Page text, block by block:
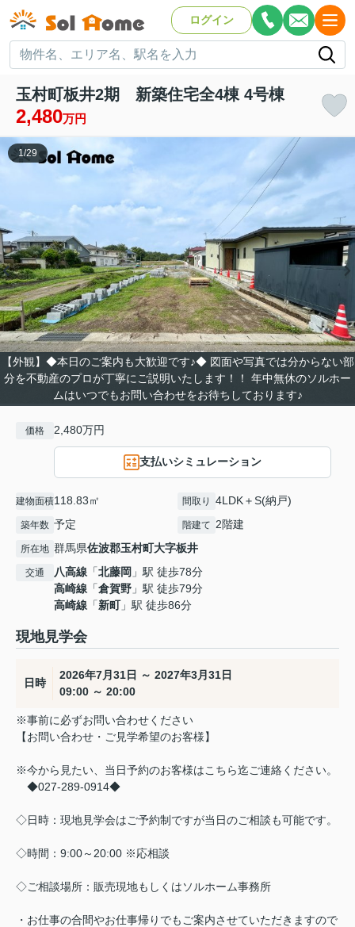
ログイン
玉村町板井2期 新築住宅全4棟 4号棟
2,480万円
【外観】◆本日のご案内も大歓迎です♪◆ 図面や写真では分からない部
分を不動産のプロが丁寧にご説明いたします！！ 年中無休のソルホー
ムはいつでもお問い合わせをお待ちしております♪
1/29
価格 2,480万円
支払いシミュレーション
建物面積118.83㎡ 間取り 4LDK＋S(納戸)
築年数 予定 階建て 2階建
所在地 群馬県佐波郡玉村町大字板井
交通 八高線 「北藤岡 」駅 徒歩78分
高崎線 「倉賀野 」駅 徒歩79分
高崎線 「新町」駅 徒歩86分
現地見学会
日時
2026年7月31日 ～ 2027年3月31日
09:00 ～ 20:00
※事前に必ずお問い合わせください
【お問い合わせ・ご見学希望のお客様】
※今から見たい、当日予約のお客様はこちら迄ご連絡ください。
◆027-289-0914◆
◇日時：現地見学会はご予約制ですが当日のご相談も可能です。
◇時間：9:00～20:00 ※応相談
◇ご相談場所：販売現地もしくはソルホーム事務所
・お仕事の合間やお仕事帰りでもご案内させていただきますので